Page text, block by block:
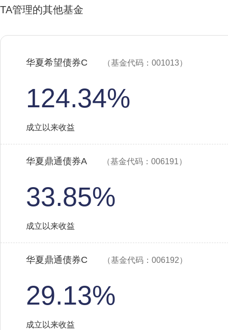
TA管理的其他基金
华夏希望债券C （基金代码：001013）
124.34%
成立以来收益
华夏鼎通债券A （基金代码：006191）
33.85%
成立以来收益
华夏鼎通债券C （基金代码：006192）
29.13%
成立以来收益